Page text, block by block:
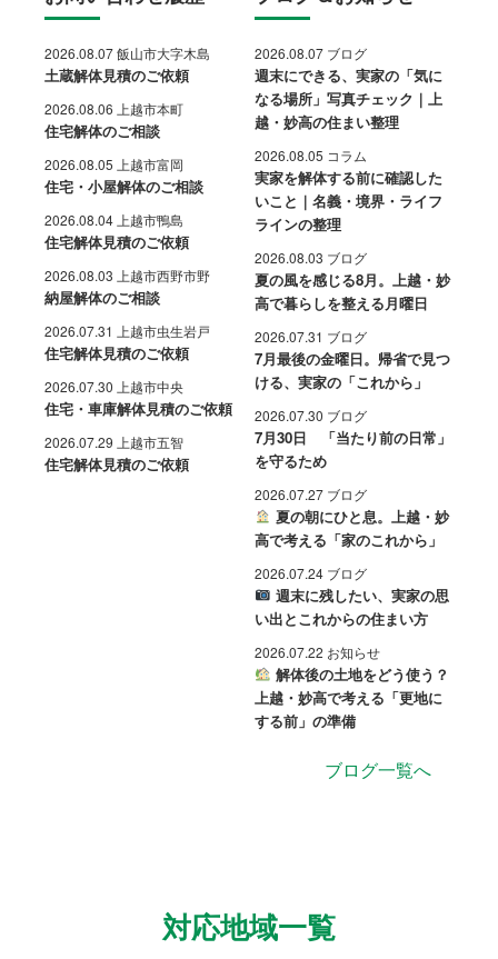
2026.08.07 飯山市大字木島
土蔵解体見積のご依頼
2026.08.06 上越市本町
住宅解体のご相談
2026.08.05 上越市富岡
住宅・小屋解体のご相談
2026.08.04 上越市鴨島
住宅解体見積のご依頼
2026.08.03 上越市西野市野
納屋解体のご相談
2026.07.31 上越市虫生岩戸
住宅解体見積のご依頼
2026.07.30 上越市中央
住宅・車庫解体見積のご依頼
2026.07.29 上越市五智
住宅解体見積のご依頼
2026.08.07 ブログ
週末にできる、実家の「気に
なる場所」写真チェック｜上
越・妙高の住まい整理
2026.08.05 コラム
実家を解体する前に確認した
いこと｜名義・境界・ライフ
ラインの整理
2026.08.03 ブログ
夏の風を感じる8月。上越・妙
高で暮らしを整える月曜日
2026.07.31 ブログ
7月最後の金曜日。帰省で見つ
ける、実家の「これから」
2026.07.30 ブログ
7月30日 「当たり前の日常」
を守るため
2026.07.27 ブログ
夏の朝にひと息。上越・妙
高で考える「家のこれから」
2026.07.24 ブログ
週末に残したい、実家の思
い出とこれからの住まい方
2026.07.22 お知らせ
解体後の土地をどう使う？
上越・妙高で考える「更地に
する前」の準備
ブログ一覧へ
対応地域一覧